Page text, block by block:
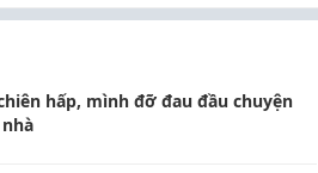
hấp, mình đỡ đau đầu chuyện